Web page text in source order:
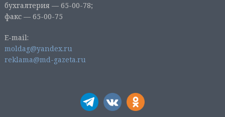
бухгалтерия — 65-00-78;
факс — 65-00-75
E-mail:
moldag@yandex.ru
reklama@md-gazeta.ru